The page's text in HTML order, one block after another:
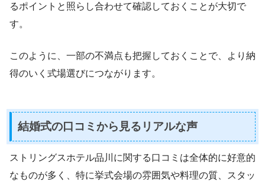
るポイントと照らし合わせて確認しておくことが大切で
す。
このように、一部の不満点も把握しておくことで、より納
得のいく式場選びにつながります。
結婚式の口コミから見るリアルな声
ストリングスホテル品川に関する口コミは全体的に好意的
なものが多く、特に挙式会場の雰囲気や料理の質、スタッ